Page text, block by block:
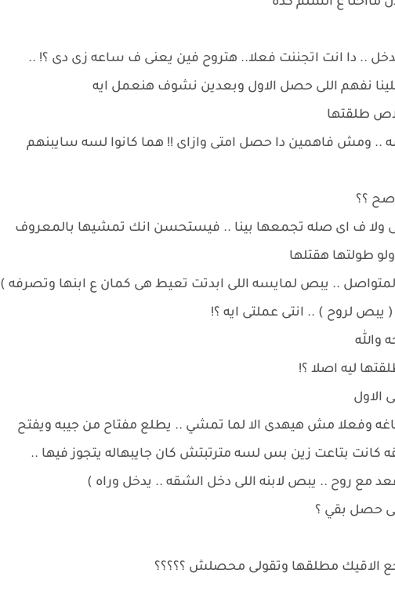
.. دا انت اتجننت فعلا.. هتروح فين يعنى ف ساعه زى دى ؟! ..
نفهم اللى حصل الاول وبعدين نشوف هنعمل ايه
طلقتها
.. ومش فاهمين دا حصل امتى وازاى !! هما كانوا لسه سايبنهم
صح ؟؟
ولا ف اى صله تجمعها بينا .. فيستحسن انك تمشيها بالمعروف
طولتها هقتلها
.. يبص لمايسه اللى ابدتت تعيط هى كمان ع ابنها وتصرفه )
لروح ) .. انتى عملتى ايه ؟!
ليه اصلا ؟!
الاول
وفعلا مش هيهدى الا لما تمشي .. يطلع مفتاح من جيبه ويفتح
كانت بتاعت زين بس لسه مترتبتش كان جايبهاله يتجوز فيها ..
مع روح .. يبص لابنه اللى دخل الشقه .. يدخل وراه )
حصل بقي ؟
الاقيك مطلقها وتقولى محصلش ؟؟؟؟؟